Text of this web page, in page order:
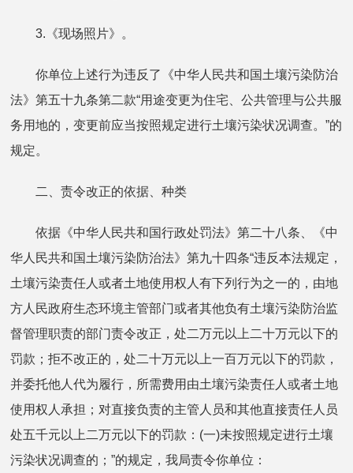
3.《现场照片》。
你单位上述行为违反了《中华人民共和国土壤污染防治
法》第五十九条第二款“用途变更为住宅、公共管理与公共服
务用地的，变更前应当按照规定进行土壤污染状况调查。”的
规定。
二、责令改正的依据、种类
依据《中华人民共和国行政处罚法》第二十八条、《中
华人民共和国土壤污染防治法》第九十四条“违反本法规定，
土壤污染责任人或者土地使用权人有下列行为之一的，由地
方人民政府生态环境主管部门或者其他负有土壤污染防治监
督管理职责的部门责令改正，处二万元以上二十万元以下的
罚款；拒不改正的，处二十万元以上一百万元以下的罚款，
并委托他人代为履行，所需费用由土壤污染责任人或者土地
使用权人承担；对直接负责的主管人员和其他直接责任人员
处五千元以上二万元以下的罚款：(一)未按照规定进行土壤
污染状况调查的；”的规定，我局责令你单位：